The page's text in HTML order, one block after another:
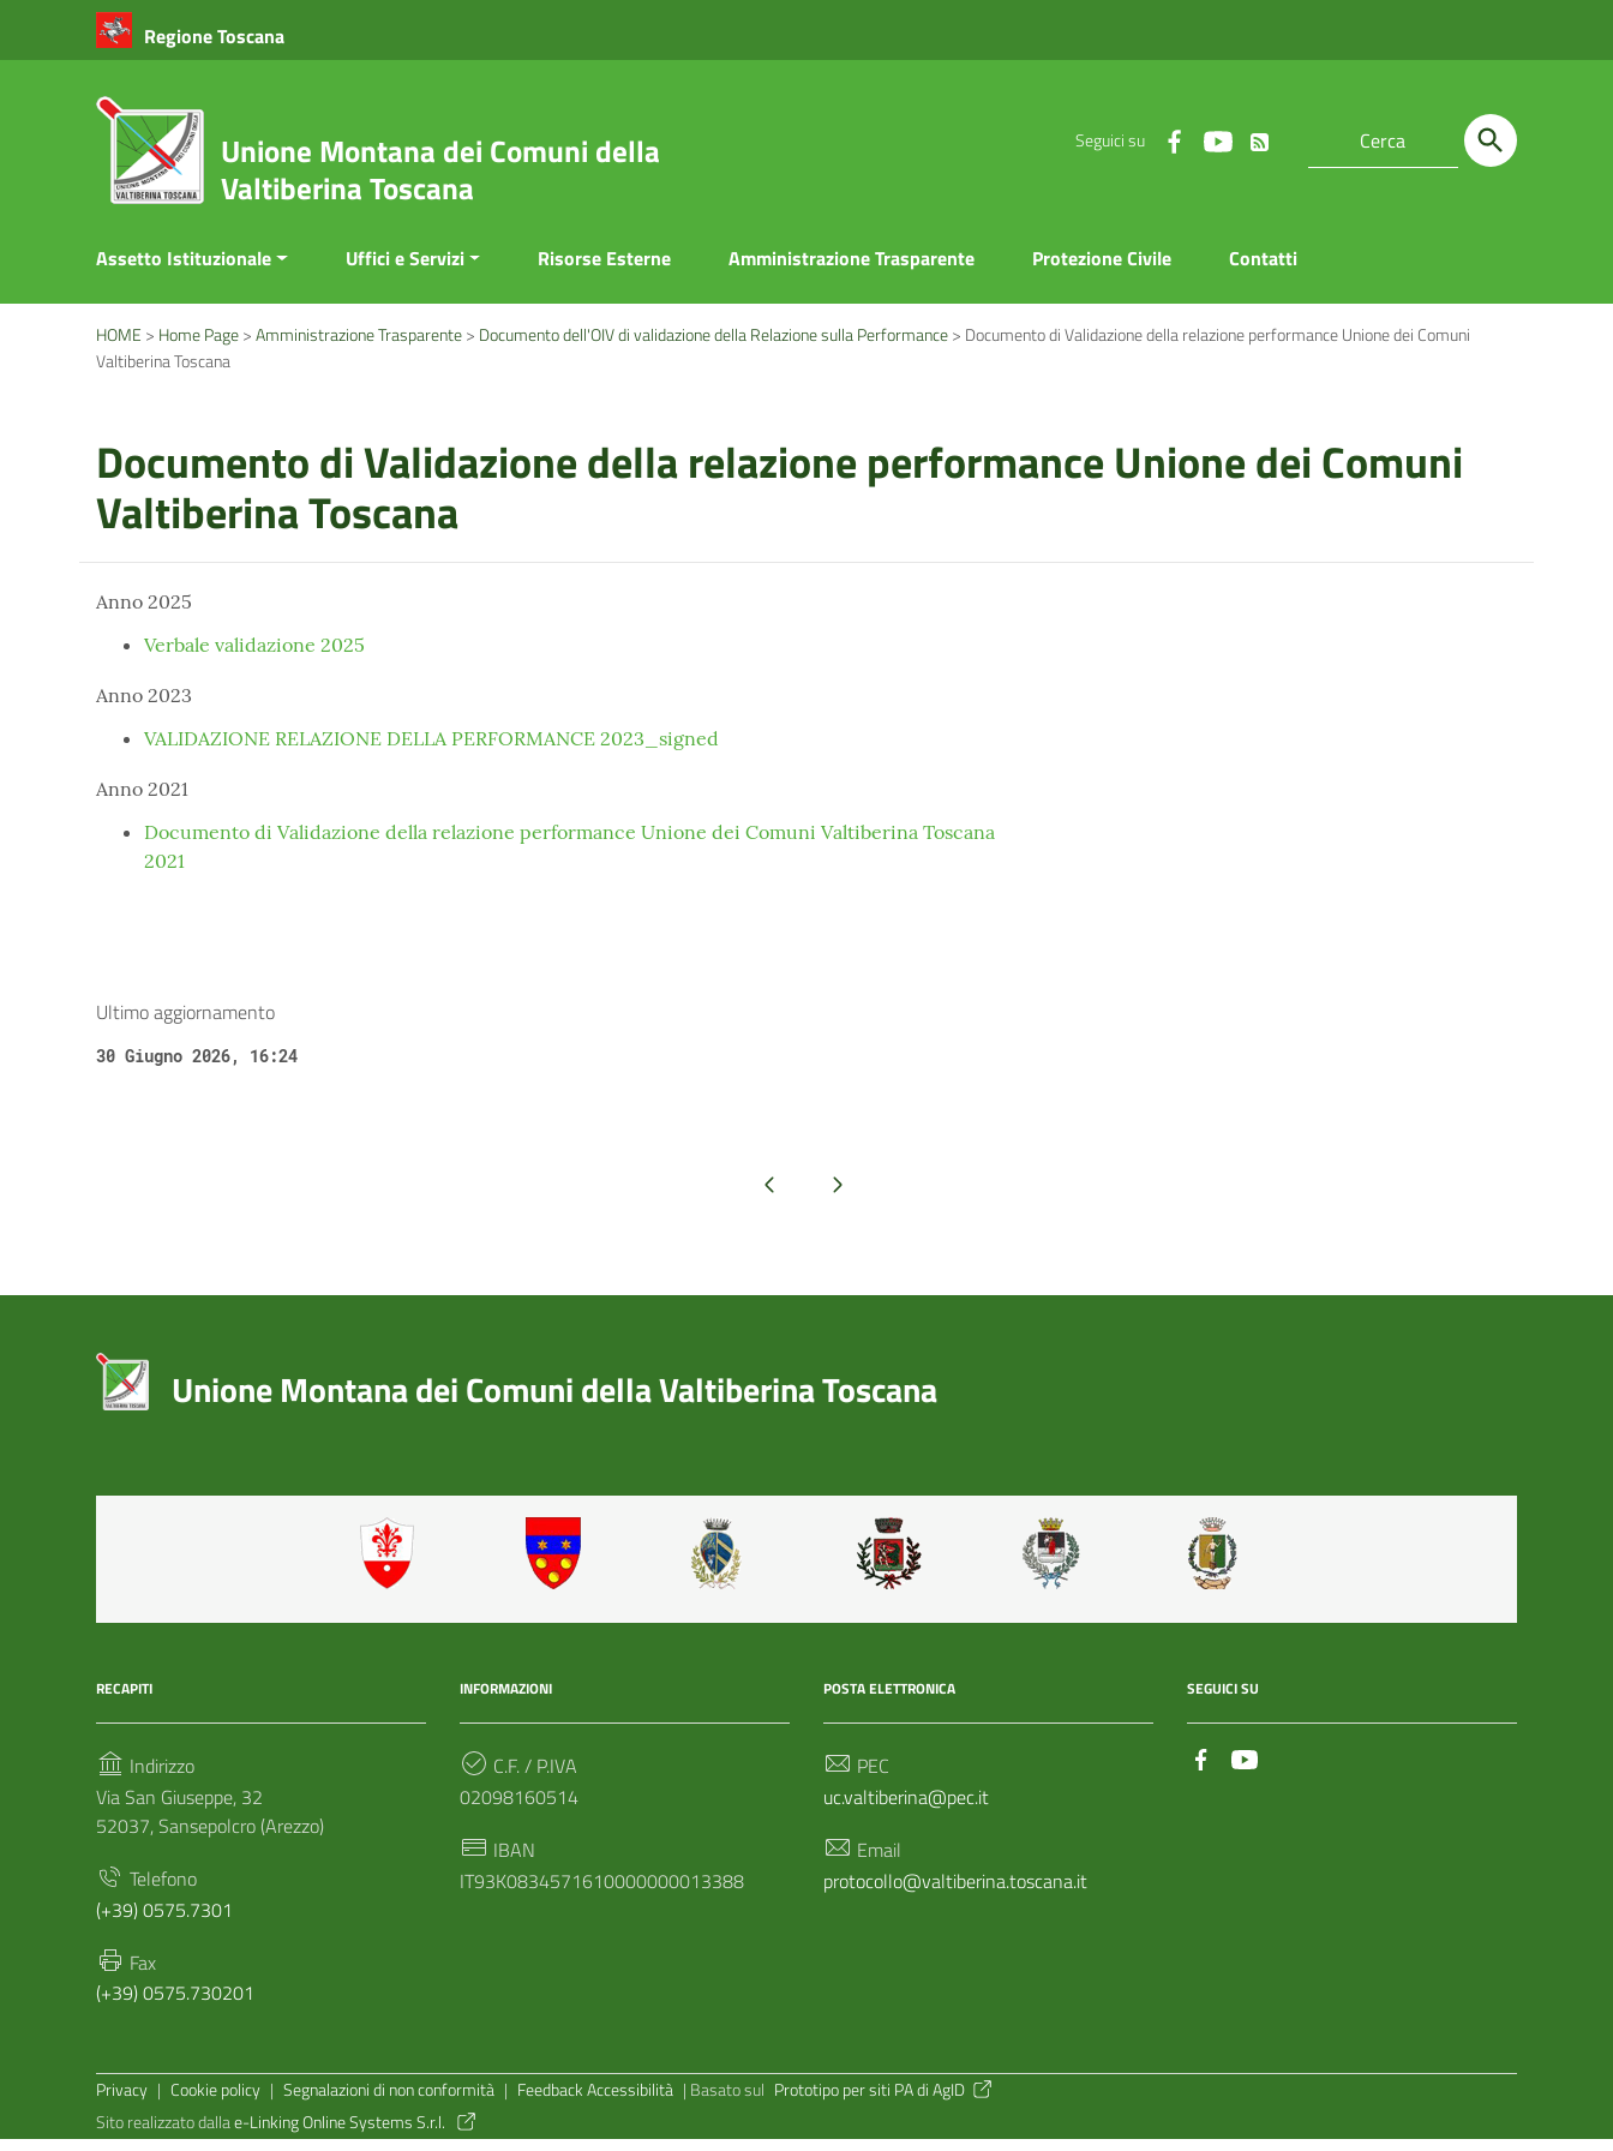
Vai ai contenuti
Vai al menu di navigazione
Regione Toscana
Unione Montana dei Comuni della
Valtiberina Toscana
Seguici su
Assetto Istituzionale Uffici e Servizi Risorse Esterne Amministrazione Trasparente Protezione Civile Contatti
HOME > Home Page>Amministrazione Trasparente> Documento dell'OIV di validazione della Relazione sulla Performance> Documento di Validazione della relazione performance Unione dei Comuni
Valtiberina Toscana
Documento di Validazione della relazione performance Unione dei Comuni
Valtiberina Toscana
Anno 2025
Verbale validazione 2025
Anno 2023
VALIDAZIONE RELAZIONE DELLA PERFORMANCE 2023_signed
Anno 2021
Documento di Validazione della relazione performance Unione dei Comuni Valtiberina Toscana
2021
Ultimo aggiornamento
30 Giugno 2026, 16:24
Pagina precedentePagina successiva
Unione Montana dei Comuni della Valtiberina Toscana
RECAPITI
Indirizzo
Via San Giuseppe, 32
52037, Sansepolcro (Arezzo)
Telefono
(+39) 0575.7301
Fax
(+39) 0575.730201
INFORMAZIONI
C.F. / P.IVA
02098160514
IBAN
IT93K0834571610000000013388
POSTA ELETTRONICA
PEC
uc.valtiberina@pec.it
Email
protocollo@valtiberina.toscana.it
SEGUICI SU
Sezione Link Utili
Privacy | Cookie policy | Segnalazioni di non conformità | Feedback Accessibilità | Basato sul Prototipo per siti PA di AgID
Sito realizzato dallae-Linking Online Systems S.r.l.